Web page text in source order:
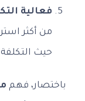
فعالية
من أكثر
حيث التكلفة
باختصار، فهم